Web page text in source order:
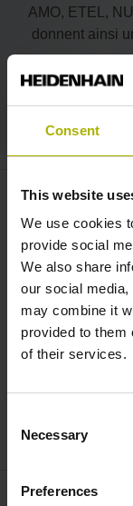
Consent
This website
We use cookies
provide social
We also share
our social
may combine it
provided to them
of their services.
Selection
Necessary
Preferences
AMO, ETEL,
donnent ainsi
Robotics: